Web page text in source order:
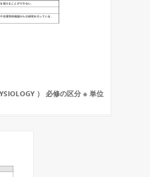
） 必修の区分 ※ 単位